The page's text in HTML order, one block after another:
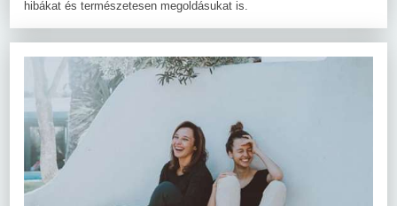
hibákat és természetesen megoldásukat is.